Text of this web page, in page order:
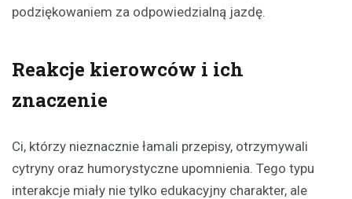
podziękowaniem za odpowiedzialną jazdę.
Reakcje kierowców i ich
znaczenie
Ci, którzy nieznacznie łamali przepisy, otrzymywali
cytryny oraz humorystyczne upomnienia. Tego typu
interakcje miały nie tylko edukacyjny charakter, ale